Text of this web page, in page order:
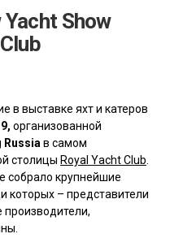
Show
в выставке яхт и катеров
организованной
Russia в самом
столицы Royal Yacht Club
собрало крупнейшие
которых – представители